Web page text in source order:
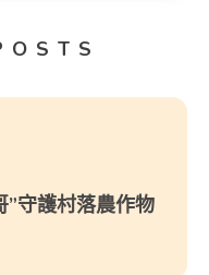
”守護村落農作物